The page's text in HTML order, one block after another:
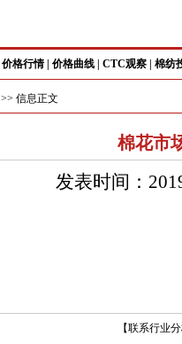
价格行情| 价格曲线 CTC观察 棉纺
>> 信息正文
棉花市
发表时间：
【联系行业